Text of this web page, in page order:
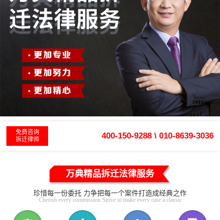
免费咨询
拆迁律师
400-150-9288 \ 010-8639-3036
万典精品拆迁法律服务
珍惜每一份委托 力争把每一个案件打造成经典之作
Cherish every commission Strive to make every case a classic